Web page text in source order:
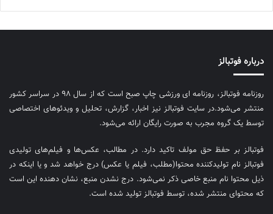
درباره فوتبالز
روزنامه فوتبالز، روزنامه ای ورزشی چاپ صبح است که از سال ۹۸ در سراسر کشور
منتشر می‌شود.در سایت فوتبالز نیز اخبار، گزارش، تحلیل و ویدئوهای اختصاصی
توسط یک گروه مجرب به صورت رایگان ارائه می‌شود.
فوتبالز بر حفظ حق مولف تاکید دارد. در مطالب، عکس‌ها و فیلم‌های تولیدی
فوتبالز نام تولیدکننده محتوا(مطلب، فیلم یا عکس) درج خواهد شد و یا اینکه در
ذیل محتوا نام منبع خاصی ذکر نمی‌‎شود. درج نشدن منبع، نشان دهنده این است
که محتوای منتشر شده، توسط فوتبالز تولید شده است.